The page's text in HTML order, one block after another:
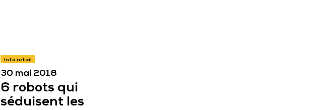
Info retail
30 mai 2018
6 robots qui
séduisent les